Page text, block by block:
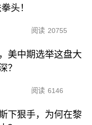
头！
阅读 20755
美中期选举这盘大
？
阅读 6146
下狠手，为何在黎